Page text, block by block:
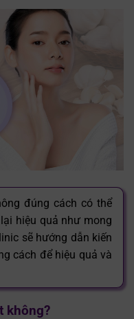
đúng cách có thể
hiệu quả như mong
sẽ hướng dẫn kiến
cách để hiệu quả và
không?